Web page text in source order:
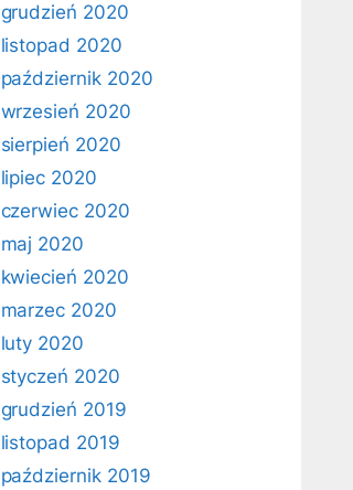
grudzień 2020
listopad 2020
październik 2020
wrzesień 2020
sierpień 2020
lipiec 2020
czerwiec 2020
maj 2020
kwiecień 2020
marzec 2020
luty 2020
styczeń 2020
grudzień 2019
listopad 2019
październik 2019